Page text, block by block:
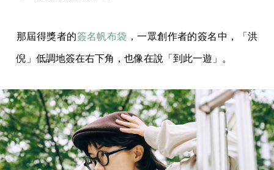
那屆得獎者的簽名帆布袋 ，一眾創作者的簽名中，「洪
倪」低調地簽在右下角，也像在說「到此一遊」。